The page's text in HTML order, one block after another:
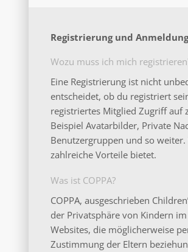
Registrierung und Anmeldung
Wozu muss ich mich
Eine Registrierung ist nicht
entscheidet, ob du registriert
registriertes Mitglied Zugriff auf
Beispiel Avatarbilder, Private
Benutzergruppen und so
zahlreiche Vorteile bietet.
Was ist COPPA?
COPPA, ausgeschrieben
der Privatsphäre von Kindern
Websites, die möglicherweise
Zustimmung der Eltern